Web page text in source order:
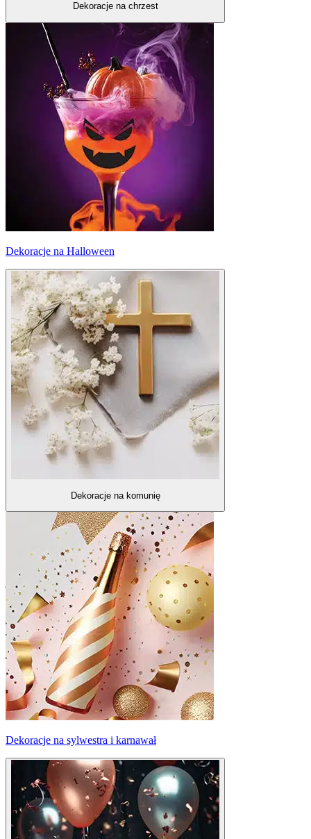
Dekoracje na chrzest
Dekoracje na Halloween
Dekoracje na komunię
Dekoracje na sylwestra i karnawał